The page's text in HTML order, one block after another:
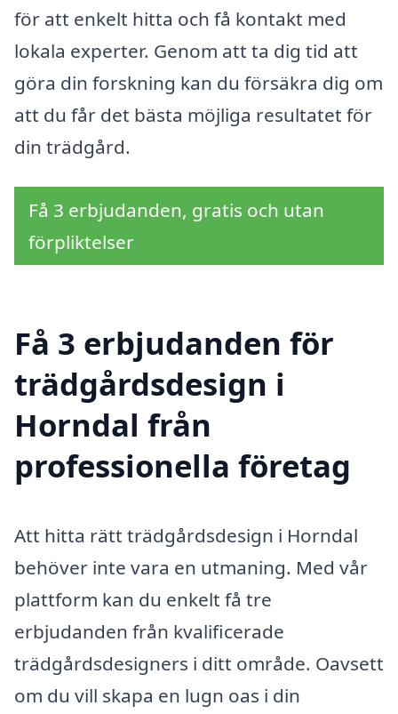
för att enkelt hitta och få kontakt med
lokala experter. Genom att ta dig tid att
göra din forskning kan du försäkra dig om
att du får det bästa möjliga resultatet för
din trädgård.
Få 3 erbjudanden, gratis och utan
förpliktelser
Få 3 erbjudanden för
trädgårdsdesign i
Horndal från
professionella företag
Att hitta rätt trädgårdsdesign i Horndal
behöver inte vara en utmaning. Med vår
plattform kan du enkelt få tre
erbjudanden från kvalificerade
trädgårdsdesigners i ditt område. Oavsett
om du vill skapa en lugn oas i din